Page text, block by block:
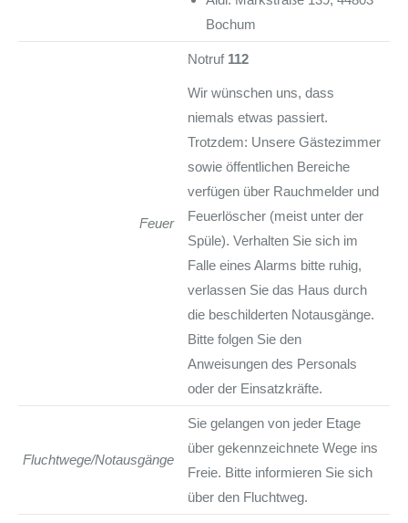
Bochum
Feuer
Notruf 112
Wir wünschen uns, dass
niemals etwas passiert.
Trotzdem: Unsere Gästezimmer
sowie öffentlichen Bereiche
verfügen über Rauchmelder und
Feuerlöscher (meist unter der
Spüle). Verhalten Sie sich im
Falle eines Alarms bitte ruhig,
verlassen Sie das Haus durch
die beschilderten Notausgänge.
Bitte folgen Sie den
Anweisungen des Personals
oder der Einsatzkräfte.
Fluchtwege/Notausgänge
Sie gelangen von jeder Etage
über gekennzeichnete Wege ins
Freie. Bitte informieren Sie sich
über den Fluchtweg.